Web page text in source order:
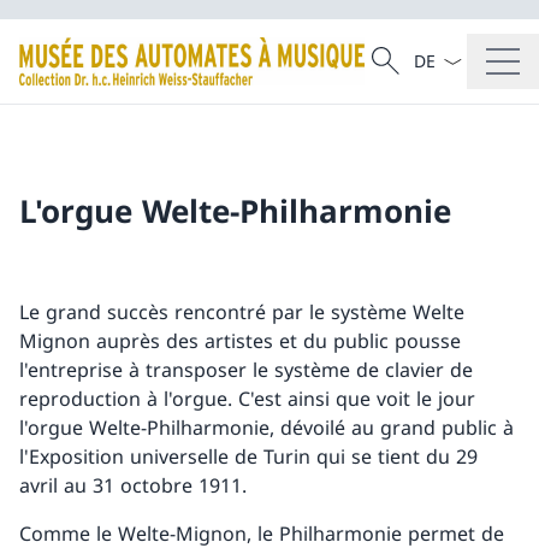
Recherche
Recherche
La langue
L'orgue Welte-Philharmonie
Le grand succès rencontré par le système Welte
Mignon auprès des artistes et du public pousse
l'entreprise à transposer le système de clavier de
reproduction à l'orgue. C'est ainsi que voit le jour
l'orgue Welte-Philharmonie, dévoilé au grand public à
l'Exposition universelle de Turin qui se tient du 29
avril au 31 octobre 1911.
Comme le Welte-Mignon, le Philharmonie permet de